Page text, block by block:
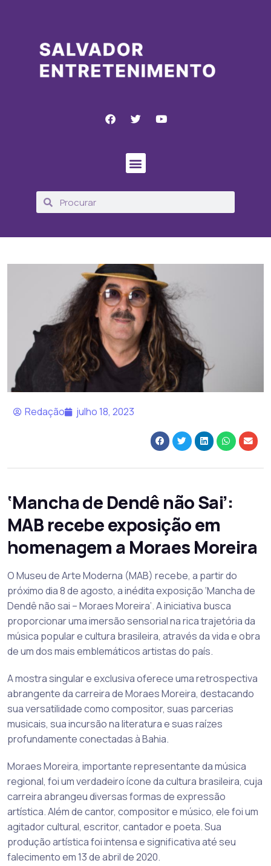
Redação julho 18, 2023
‘Mancha de Dendê não Sai’:
MAB recebe exposição em
homenagem a Moraes Moreira
O Museu de Arte Moderna (MAB) recebe, a partir do
próximo dia 8 de agosto, a inédita exposição ‘Mancha de
Dendê não sai – Moraes Moreira’. A iniciativa busca
proporcionar uma imersão sensorial na rica trajetória da
música popular e cultura brasileira, através da vida e obra
de um dos mais emblemáticos artistas do país.
A mostra singular e exclusiva oferece uma retrospectiva
abrangente da carreira de Moraes Moreira, destacando
sua versatilidade como compositor, suas parcerias
musicais, sua incursão na literatura e suas raízes
profundamente conectadas à Bahia.
Moraes Moreira, importante representante da música
regional, foi um verdadeiro ícone da cultura brasileira, cuja
carreira abrangeu diversas formas de expressão
artística. Além de cantor, compositor e músico, ele foi um
agitador cultural, escritor, cantador e poeta. Sua
produção artística foi intensa e significativa até seu
falecimento em 13 de abril de 2020.